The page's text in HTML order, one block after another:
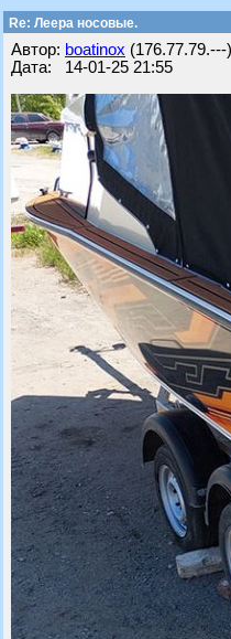
Re: Леера носовые.
Автор: boatinox (176.77.79.---)
Дата: 14-01-25 21:55